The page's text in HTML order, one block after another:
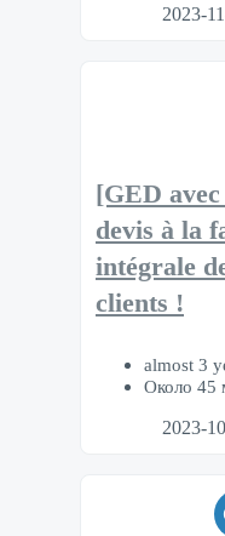
2023-
[GED
devis à la
intégrale
clients !
almost 3
Около 45
2023-